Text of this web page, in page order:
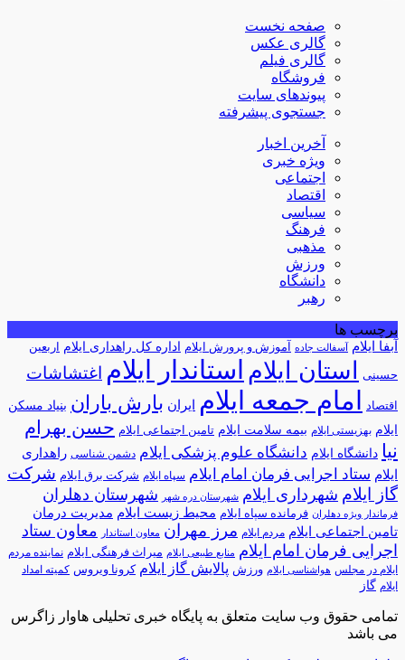
صفحه نخست
گالری عکس
گالری فیلم
فروشگاه
پیوندهای سایت
جستجوی پیشرفته
آخرین اخبار
ویژه خبری
اجتماعی
اقتصاد
سیاسی
فرهنگ
مذهبی
ورزش
دانشگاه
رهبر
برچسب ها
آبفا ایلام آسفالت جاده آموزش و پرورش ایلام اداره کل راهداری ایلام اربعین
حسینی استان ایلام استاندار ایلام اغتشاشات
اقتصاد امام جمعه ایلام ایران بارش باران بنیاد مسکن
ایلام بهزیستی ایلام بیمه سلامت ایلام تامین اجتماعی ایلام حسن بهرام
نیا دانشگاه ایلام دانشگاه علوم پزشکی ایلام دشمن شناسی راهداری
ایلام ستاد اجرایی فرمان امام ایلام سپاه ایلام شرکت برق ایلام شرکت
گاز ایلام شهرداری ایلام شهرستان دره شهر شهرستان دهلران
فرماندار ویژه دهلران فرمانده سپاه ایلام محیط زیست ایلام مدیریت درمان
تامین اجتماعی ایلام مردم ایلام مرز مهران معاون استاندار
معاون ستاد
اجرایی فرمان امام ایلام منابع طبیعی ایلام میراث فرهنگی ایلام نماینده مردم
ایلام در مجلس هواشناسی ایلام ورزش پالایش گاز ایلام کرونا ویروس کمیته امداد
ایلام گاز
تمامی حقوق وب سایت متعلق به پایگاه خبری تحلیلی هاوار زاگرس
می باشد